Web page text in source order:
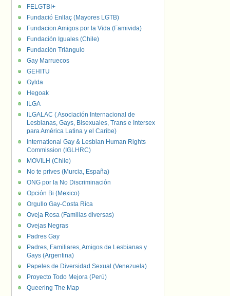
FELGTBI+
Fundació Enllaç (Mayores LGTB)
Fundacion Amigos por la Vida (Famivida)
Fundación Iguales (Chile)
Fundación Triángulo
Gay Marruecos
GEHITU
Gylda
Hegoak
ILGA
ILGALAC ( Asociación Internacional de
Lesbianas, Gays, Bisexuales, Trans e Intersex
para América Latina y el Caribe)
International Gay & Lesbian Human Rights
Commission (IGLHRC)
MOVILH (Chile)
No te prives (Murcia, España)
ONG por la No Discriminación
Opción Bi (Mexico)
Orgullo Gay-Costa Rica
Oveja Rosa (Familias diversas)
Ovejas Negras
Padres Gay
Padres, Familiares, Amigos de Lesbianas y
Gays (Argentina)
Papeles de Diversidad Sexual (Venezuela)
Proyecto Todo Mejora (Perú)
Queering The Map